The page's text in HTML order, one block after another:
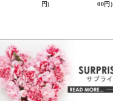
円)
00円)